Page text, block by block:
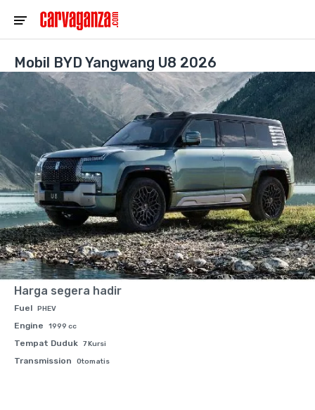
Mobil BYD Yangwang U8 2026
Harga segera hadir
Fuel PHEV
Engine 1999 cc
Tempat Duduk 7 Kursi
Transmission Otomatis